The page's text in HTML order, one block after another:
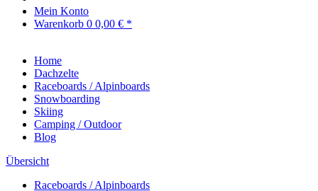
Mein Konto
Warenkorb 0 0,00 € *
Home
Dachzelte
Raceboards / Alpinboards
Snowboarding
Skiing
Camping / Outdoor
Blog
Übersicht
Raceboards / Alpinboards